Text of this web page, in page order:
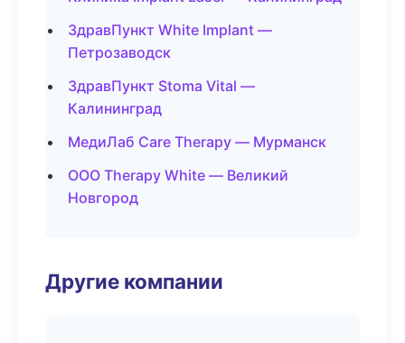
ЗдравПункт White Implant —
Петрозаводск
ЗдравПункт Stoma Vital —
Калининград
МедиЛаб Care Therapy — Мурманск
ООО Therapy White — Великий
Новгород
Другие компании